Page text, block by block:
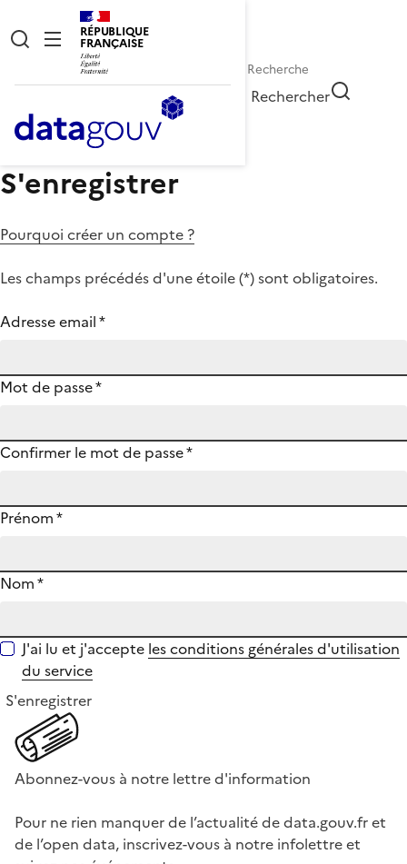
RÉPUBLIQUE
FRANÇAISE
Rechercher
S'enregistrer
Pourquoi créer un compte ?
Les champs précédés d'une étoile (*) sont obligatoires.
Adresse email*
Mot de passe*
Confirmer le mot de passe*
Prénom*
Nom*
J'ai lu et j'accepte les conditions générales d'utilisation
du service
S'enregistrer
Abonnez-vous à notre lettre d'information
Pour ne rien manquer de l’actualité de data.gouv.fr et
de l’open data, inscrivez-vous à notre infolettre et